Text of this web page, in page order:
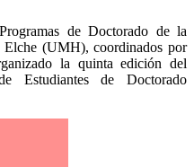
de Doctorado de la
(UMH), coordinados por
la quinta edición del
Estudiantes de Doctorado